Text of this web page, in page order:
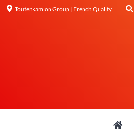
Toutenkamion Group | French Quality